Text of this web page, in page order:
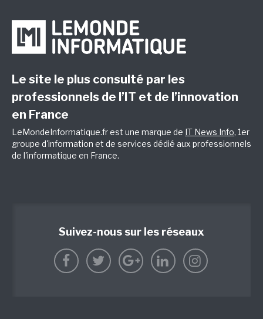
Le site le plus consulté par les
professionnels de l’IT et de l’innovation
en France
LeMondeInformatique.fr est une marque de IT News Info, 1er
groupe d'information et de services dédié aux professionnels
de l'informatique en France.
Suivez-nous sur les réseaux